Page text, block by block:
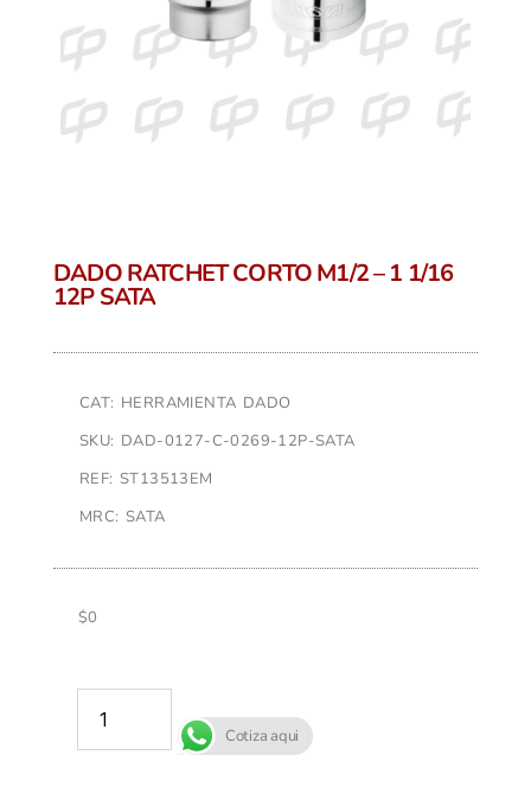
DADO RATCHET CORTO M1/2 – 1 1/16
12P SATA
CAT: HERRAMIENTA DADO
SKU: DAD-0127-C-0269-12P-SATA
REF: ST13513EM
MRC: SATA
$0
Cotiza aqui